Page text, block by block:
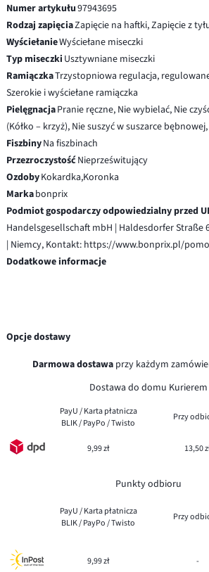
Numer artykułu97943695
Rodzaj zapięciaZapięcie na haftki, Zapięcie z
WyściełanieWyściełane miseczki
Typ miseczki Usztywniane miseczki
RamiączkaTrzystopniowa regulacja,
Szerokie i wyściełane ramiączka
PielęgnacjaPranie ręczne, Nie wybielać, Nie
(Kółko – krzyż), Nie suszyć w suszarce
FiszbinyNa fiszbinach
PrzezroczystośćNieprześwitujący
OzdobyKokardka,Koronka
Markabonprix
Podmiot gospodarczy odpowiedzialny przed
Handelsgesellschaft mbH | Haldesdorfer Straße
| Niemcy, Kontakt: https://www.bonprix.pl/
Dodatkowe informacje
Opcje dostawy
Darmowa dostawaprzy każdym
Dostawa do domu Kurierem
PayU / Karta płatnicza
BLIK / PayPo / Twisto
Przy
9,99 zł 13,50
Punkty odbioru
PayU / Karta płatnicza
BLIK / PayPo / Twisto
Przy
9,99 zł -